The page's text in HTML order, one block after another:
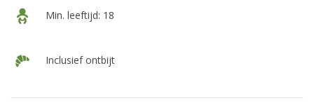
Min. leeftijd: 18
Inclusief ontbijt